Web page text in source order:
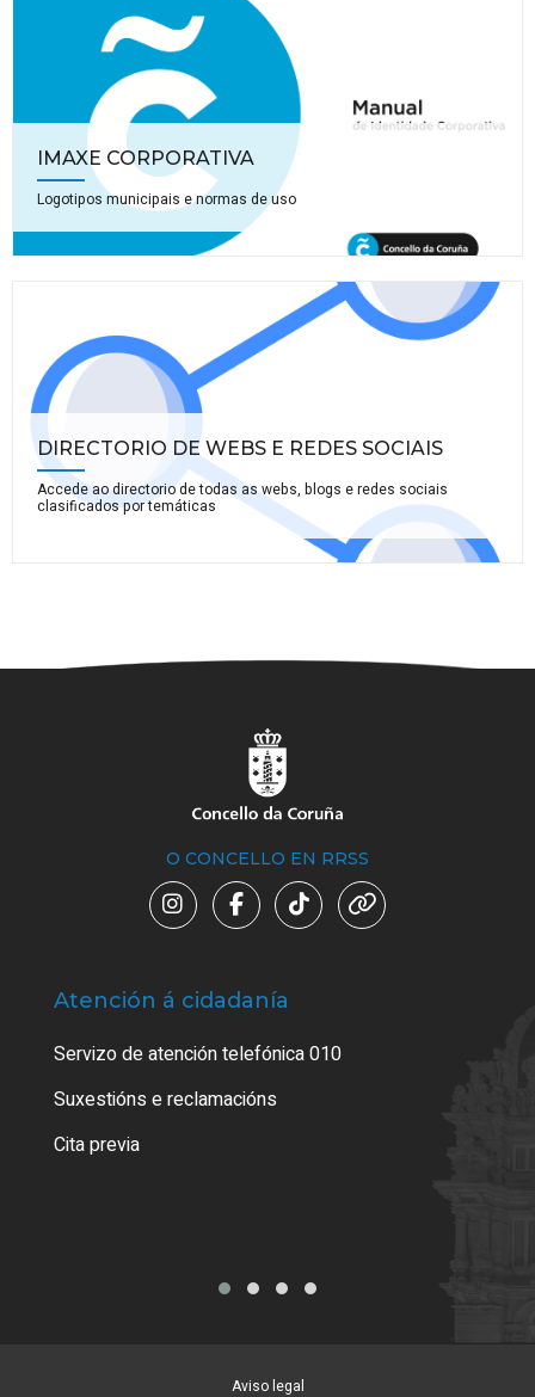
IMAXE CORPORATIVA
Logotipos municipais e normas de uso
DIRECTORIO DE WEBS E REDES SOCIAIS
Accede ao directorio de todas as webs, blogs e redes sociais
clasificados por temáticas
O CONCELLO EN RRSS
Atención á cidadanía
Servizo de atención telefónica 010
Suxestións e reclamacións
Cita previa
Aviso legal